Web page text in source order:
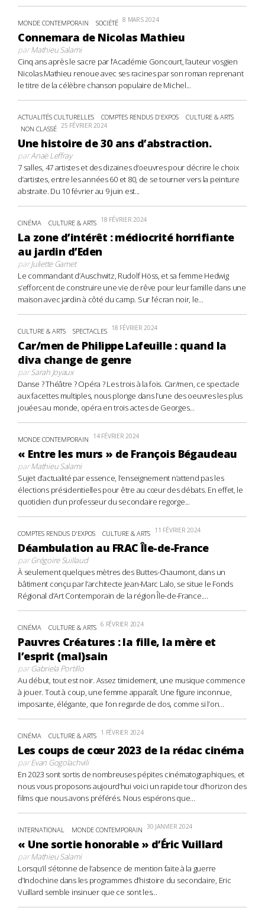
MONDE CONTEMPORAIN SOCIÉTÉ 8 MARS 2024
Connemara de Nicolas Mathieu
parMathieu Salami
Cinq ans après le sacre par l’Académie Goncourt, l’auteur vosgien
Nicolas Mathieu renoue avec ses racines par son roman reprenant
le titre de la célèbre chanson populaire de Michel...
ACTUALITÉS CULTURELLES COMPTES RENDUS D'EXPOS
CULTURE & ARTS
NON CLASSÉ 25 FÉVRIER 2024
Une histoire de 30 ans d’abstraction.
parAnaë Leffray
7 salles, 47 artistes et des dizaines d’oeuvres pour décrire le choix
d’artistes, entre les années 60 et 80, de se tourner vers la peinture
abstraite. Du 10 février au 9 juin est...
CINÉMA CULTURE & ARTS 18 FÉVRIER 2024
La zone d’intérêt : médiocrité horrifiante
au jardin d’Eden
parJuliette Gamet
Le commandant d’Auschwitz, Rudolf Höss, et sa femme Hedwig
s’efforcent de construire une vie de rêve pour leur famille dans une
maison avec jardin à côté du camp. Sur l’écran noir, le...
CULTURE & ARTS SPECTACLES 18 FÉVRIER 2024
Car/men de Philippe Lafeuille : quand la
diva change de genre
parSarah Joyaux
Danse ? Théâtre ? Opéra ? Les trois à la fois. Car/men, ce spectacle
aux facettes multiples, nous plonge dans l’une des oeuvres les plus
jouées au monde, opéra en trois actes de Georges...
MONDE CONTEMPORAIN 14 FÉVRIER 2024
« Entre les murs » de François Bégaudeau
parMathieu Salami
Sujet d’actualité par essence, l’enseignement n’attend pas les
élections présidentielles pour être au cœur des débats. En effet, le
quotidien d’un professeur du secondaire regorge...
COMPTES RENDUS D'EXPOS CULTURE & ARTS 11 FÉVRIER 2024
Déambulation au FRAC Île-de-France
parGrégoire Suillaud
À seulement quelques mètres des Buttes-Chaumont, dans un
bâtiment conçu par l’architecte Jean-Marc Lalo, se situe le Fonds
Régional d’Art Contemporain de la région Île-de-France....
CINÉMA CULTURE & ARTS 6 FÉVRIER 2024
Pauvres Créatures : la fille, la mère et
l’esprit (mal)sain
parGabriela Portillo
Au début, tout est noir. Assez timidement, une musique commence
à jouer. Tout à coup, une femme apparaît. Une figure inconnue,
imposante, élégante, que l’on regarde de dos, comme si l’on...
CINÉMA CULTURE & ARTS 1 FÉVRIER 2024
Les coups de cœur 2023 de la rédac cinéma
parEvan Gogolachvili
En 2023 sont sortis de nombreuses pépites cinématographiques, et
nous vous proposons aujourd’hui voici un rapide tour d’horizon des
films que nous avons préférés. Nous espérons que...
INTERNATIONAL MONDE CONTEMPORAIN 30 JANVIER 2024
« Une sortie honorable » d’Éric Vuillard
parMathieu Salami
Lorsqu’il s’étonne de l’absence de mention faite à la guerre
d’Indochine dans les programmes d’histoire du secondaire, Eric
Vuillard semble insinuer que ce sont les...